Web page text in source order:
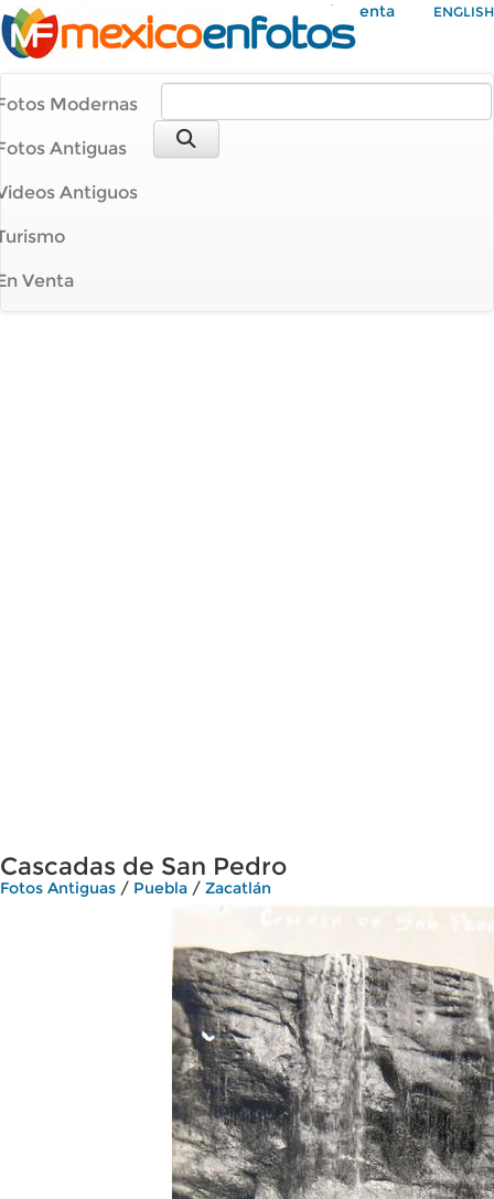
Mi Cuenta ENGLISH
Modernas
Antiguas
Antiguos
Venta
Cascadas de San Pedro
Fotos Antiguas / Puebla / Zacatlán